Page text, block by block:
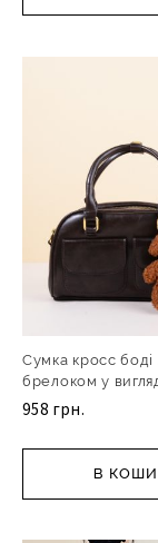
Сумка кросс боді
брелоком у
958 грн.
В